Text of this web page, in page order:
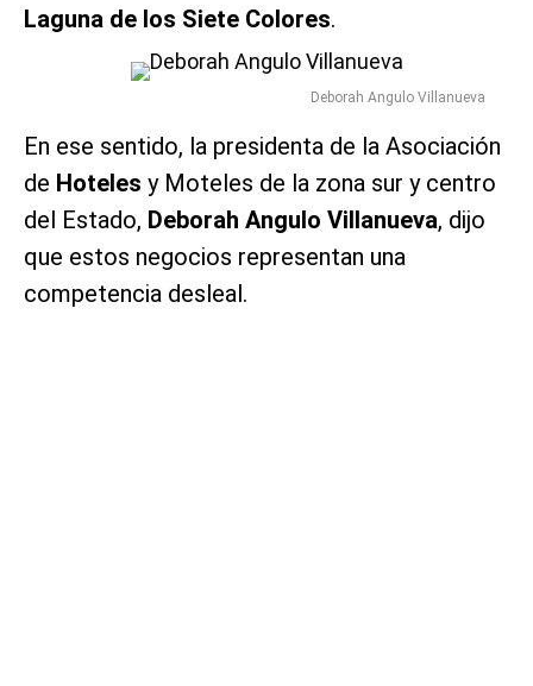
Laguna de los Siete Colores.
Deborah Angulo Villanueva
En ese sentido, la presidenta de la Asociación
de Hoteles y Moteles de la zona sur y centro
del Estado, Deborah Angulo Villanueva, dijo
que estos negocios representan una
competencia desleal.